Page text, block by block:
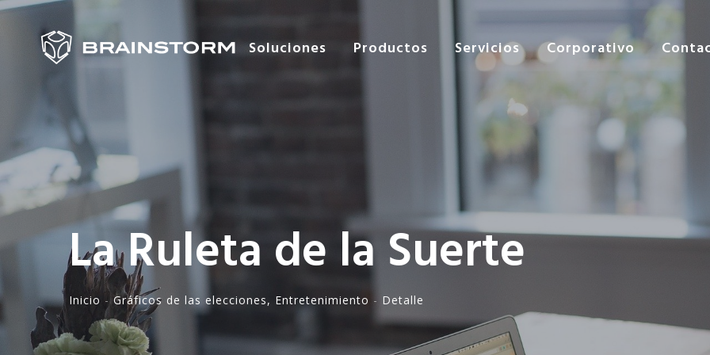
Soluciones Productos Servicios Corporativo
La Ruleta de la Suerte
Inicio - Gráficos de las elecciones, Entretenimiento - Detalle